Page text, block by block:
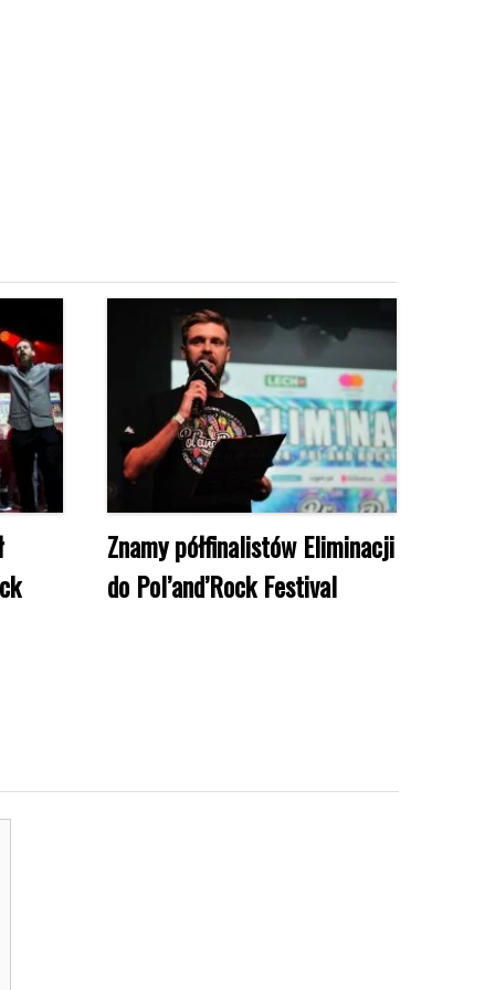
Znamy półfinalistów Eliminacji
do Pol’and’Rock Festival